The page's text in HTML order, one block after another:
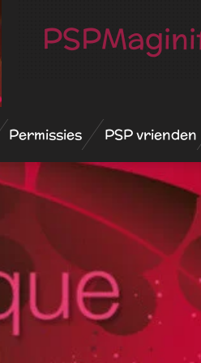
Permissies PSP vrienden